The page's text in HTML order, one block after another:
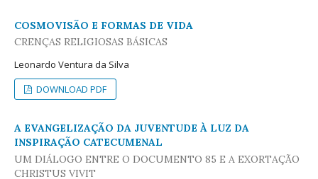
COSMOVISÃO E FORMAS DE VIDA
CRENÇAS RELIGIOSAS BÁSICAS
Leonardo Ventura da Silva
DOWNLOAD PDF
A EVANGELIZAÇÃO DA JUVENTUDE À LUZ DA
INSPIRAÇÃO CATECUMENAL
UM DIÁLOGO ENTRE O DOCUMENTO 85 E A EXORTAÇÃO
CHRISTUS VIVIT